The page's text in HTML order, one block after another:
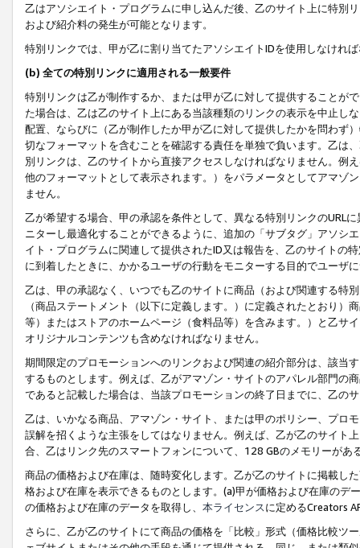
乙はアソシエイト・プログラムに申し込んだ後、乙のサイト上に特別
および紹介料の発生が可能となります。
特別リンクでは、甲が乙に割り当てたアソシエイトIDを使用しなけれ
(b) 全ての特別リンクに適用される一般要件
特別リンクは乙が制作するか、または甲が乙に対して提供することが
た場合は、乙は乙のサイト上にある当該種類のリンクの表示を中止し
配置、ならびに（乙が制作したか甲が乙に対して提供したかを問わず
切なフォーマットを含むことを確認する責任を単独で負います。乙は
別リンクは、乙のサイトから直接アクセスしなければなりません。例
他のフォーマットとして表示されます。）をパラメータとしてアマゾ
ません。
乙が希望する場合、甲の承認を条件として、異なる特別リンクのURL
ニターし最適化することができるように、追加の「サブタグ」アソシ
イト・プログラムに関連して提供されたID又は報告を、乙のサイトの
に到着したときに、かかるユーザの行動をモニターする目的でユーザ
乙は、甲の承認なく、いつでも乙のサイトに商品（および関連する特
（商品ステートメント（以下に定義します。）に定義されたとおり
等）またはストアのホームページ（食料品等）を含みます。）と乙サ
オリジナルコンテンツも含めなければなりません。
期間限定のプロモーションへのリンクおよび関連の紹介部分は、該当
するものとします。例えば、乙がアマゾン・サイトのアパレル部門の
であると記載した場合は、当該プロモーションの終了日までに、乙の
乙は、いかなる商品、アマゾン・サイト、または甲のポリシー、プロ
誤解を招くような主張をしてはなりません。例えば、乙が乙のサイト
合、乙はリンク先のスマートフォンについて、128 GBのメモリーがあ
商品の価格および在庫は、随時変化します。乙が乙のサイトに掲載し
格および在庫を表示できるものとします。(a)甲が価格および在庫の
の価格および在庫のデータを取得し、 本ライセンスに定めるCreators
さらに、乙が乙のサイトにて商品の価格を「比較」形式（価格比較ツ